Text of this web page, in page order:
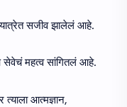
सजीव झालेलं आहे.
सेवेचं महत्व सांगितलं आहे.
आत्मज्ञान,